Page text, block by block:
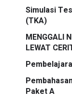
Simulasi
(TKA)
MENGGALI
LEWAT
Paket A